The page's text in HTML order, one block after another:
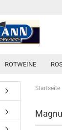
ROTWEINE
Startseite